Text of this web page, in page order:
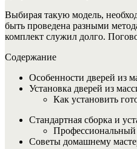
Выбирая такую модель,
быть проведена разными
комплект служил долго.
Содержание
Особенности дверей из
Установка дверей из
Как установить
Стандартная сборка и
Советы домашнему